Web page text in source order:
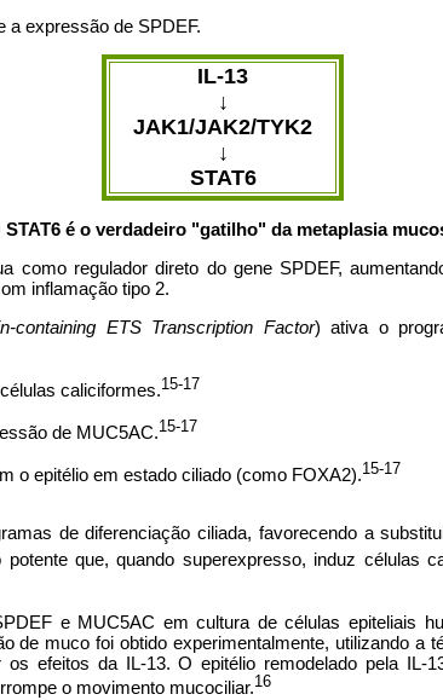
a expressão de SPDEF.
IL-13
↓
JAK1/JAK2/TYK2
↓
STAT6
STAT6 é o verdadeiro "gatilho" da metaplasia
como regulador direto do gene SPDEF,
inflamação tipo 2.
containing ETS Transcription Factor) ativa o
caliciformes.15-17
de MUC5AC.15-17
o epitélio em estado ciliado (como FOXA2).15-17
de diferenciação ciliada, favorecendo a
que, quando superexpresso, induz células
e MUC5AC em cultura de células epiteliais
de muco foi obtido experimentalmente, utilizando a
efeitos da IL-13. O epitélio remodelado pela IL-
o movimento mucociliar.16